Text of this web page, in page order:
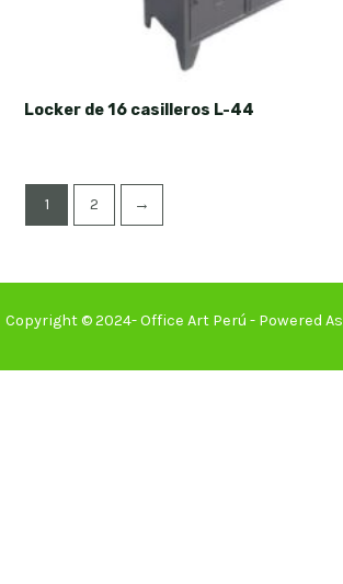
Locker de 16 casilleros L-44
1 2 →
Copyright © 2024- Office Art Perú - Powered